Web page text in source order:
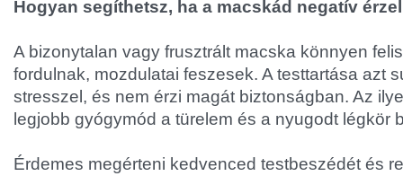
Hogyan segíthetsz, ha a macskád negatív
A bizonytalan vagy frusztrált macska könnyen
fordulnak, mozdulatai feszesek. A testtartása azt
stresszel, és nem érzi magát biztonságban. Az
legjobb gyógymód a türelem és a nyugodt légkör
Érdemes megérteni kedvenced testbeszédét és